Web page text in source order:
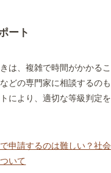
ート
は、複雑で時間がかかる
どの専門家に相談するの
により、適切な等級判定
申請するのは難しい？社
いて